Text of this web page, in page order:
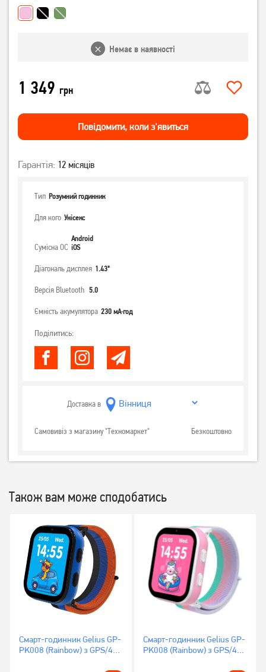
Немає в наявності
1 349 грн
Повiдомити, коли з'явиться
Гарантія: 12 місяців
Тип Розумний годинник
Для кого Унісекс
Сумісна ОС
Android
iOS
Діагональ дисплея 1.43"
Версія Bluetooth 5.0
Ємність акумулятора 230 мА·год
Поділитись:
Доставка в
Самовивіз з магазину "Техномаркет" Безкоштовно
Також вам може сподобатись
Смарт-годинник Gelius GP-
PK008 (Rainbow) з GPS/4G
Смарт-годинник Gelius GP-
PK008 (Rainbow) з GPS/4G